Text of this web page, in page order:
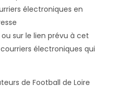
électroniques en
sur le lien prévu à cet
électroniques qui
de Football de Loire